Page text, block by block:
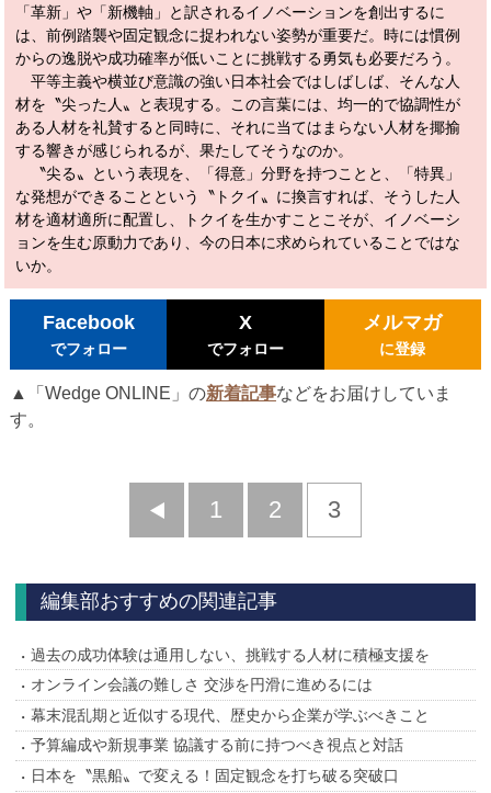
「革新」や「新機軸」と訳されるイノベーションを創出するに
は、前例踏襲や固定観念に捉われない姿勢が重要だ。時には慣例
からの逸脱や成功確率が低いことに挑戦する勇気も必要だろう。
平等主義や横並び意識の強い日本社会ではしばしば、そんな人
材を〝尖った人〟と表現する。この言葉には、均一的で協調性が
ある人材を礼賛すると同時に、それに当てはまらない人材を揶揄
する響きが感じられるが、果たしてそうなのか。
〝尖る〟という表現を、「得意」分野を持つことと、「特異」
な発想ができることという〝トクイ〟に換言すれば、そうした人
材を適材適所に配置し、トクイを生かすことこそが、イノベーシ
ョンを生む原動力であり、今の日本に求められていることではな
いか。
Facebook
でフォロー
X
でフォロー
メルマガ
に登録
▲「Wedge ONLINE」の新着記事などをお届けしていま
す。
前
1 2 3
編集部おすすめの関連記事
過去の成功体験は通用しない、挑戦する人材に積極支援を
オンライン会議の難しさ 交渉を円滑に進めるには
幕末混乱期と近似する現代、歴史から企業が学ぶべきこと
予算編成や新規事業 協議する前に持つべき視点と対話
日本を〝黒船〟で変える！固定観念を打ち破る突破口